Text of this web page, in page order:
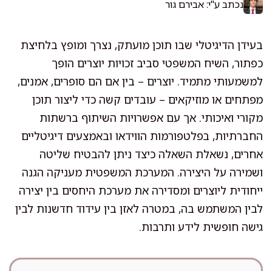
נכתב ע"י: אבירם גור
בעידן הדיגיטלי שבו תוכן מועתק, נצרך ומופץ בלחיצת
כפתור, השיח המשפטי סביב זכויות יוצרים הופך
למשמעותי מתמיד. יוצרים – בין אם הם סופרים, אמנים,
מפתחים או מוזיקאים – עובדים קשה כדי ליצור תוכן
מקורי ואיכותי. אך עם אפשרויות השיתוף ברשתות
החברתיות, בפלטפורמות הווידאו ובאמצעים דיגיטליים
אחרים, נשאלת השאלה כיצד ניתן להבטיח שליטה
ושמירה על היצירה. המערכת המשפטית מעניקה הגנה
ייחודית ליוצרים ומסדירה את מערכת היחסים בין יצירה
לבין המשתמש בה, במטרה לאזן בין עידוד חדשנות לבין
גישה חופשית לידע ותרבות.